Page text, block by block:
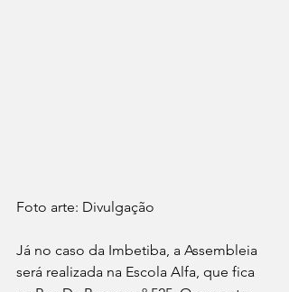
Foto arte: Divulgação
Já no caso da Imbetiba, a Assembleia
será realizada na Escola Alfa, que fica